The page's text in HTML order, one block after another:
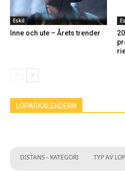
Eskil
Inne och ute – Årets trender
LÖPARKALENDERN
DISTANS - KATEGORI TYP AV